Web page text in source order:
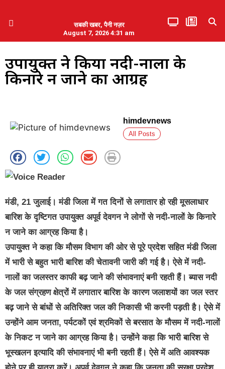
सबकी खबर, पैनी नज़र
August 7, 2026 4:31 am
उपायुक्त ने किया नदी-नालों के
किनारे न जाने का आग्रह
himdevnews
All Posts
मंडी, 21 जुलाई। मंडी जिला में गत दिनों से लगातार हो रही मूसलाधार
बारिश के दृष्टिगत उपायुक्त अपूर्व देवगन ने लोगों से नदी-नालों के किनारे
न जाने का आग्रह किया है।
उपायुक्त ने कहा कि मौसम विभाग की ओर से पूरे प्रदेश सहित मंडी जिला
में भारी से बहुत भारी बारिश की चेतावनी जारी की गई है। ऐसे में नदी-
नालों का जलस्तर काफी बढ़ जाने की संभावनाएं बनी रहती हैं। ब्यास नदी
के जल संग्रहण क्षेत्रों में लगातार बारिश के कारण जलाशयों का जल स्तर
बढ़ जाने से बांधों से अतिरिक्त जल की निकासी भी करनी पड़ती है। ऐसे में
उन्होंने आम जनता, पर्यटकों एवं श्रमिकों से बरसात के मौसम में नदी-नालों
के निकट न जाने का आग्रह किया है। उन्होंने कहा कि भारी बारिश से
भूस्खलन इत्यादि की संभावनाएं भी बनी रहती हैं। ऐसे में अति आवश्यक